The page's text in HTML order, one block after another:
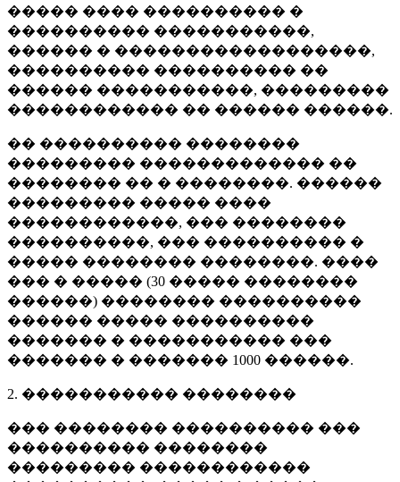
����� ���� ���������� �
���������� �����������,
������ � ������������������,
���������� ���������� ��
������ �����������, ���������
������������ �� ������ ������.
�� ���������� ��������
��������� ������������� ��
�������� �� � ��������. ������
��������� ����� ����
������������, ��� ��������
����������, ��� ���������� �
����� �������� ��������. ����
��� � ����� (30 ����� ��������
������) �������� ����������
������ ����� ����������
������� � ����������� ���
������� � ������� 1000 ������.
2. ����������� ��������
��� �������� ���������� ���
���������� ��������
��������� ������������